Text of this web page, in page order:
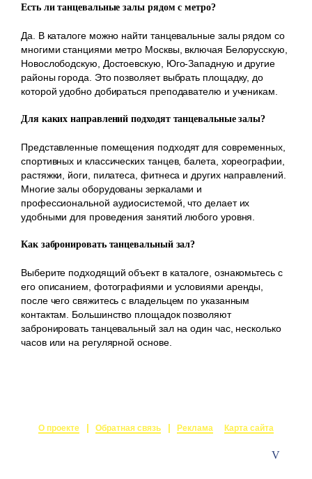
Есть ли танцевальные залы рядом с метро?
Да. В каталоге можно найти танцевальные залы рядом со
многими станциями метро Москвы, включая Белорусскую,
Новослободскую, Достоевскую, Юго-Западную и другие
районы города. Это позволяет выбрать площадку, до
которой удобно добираться преподавателю и ученикам.
Для каких направлений подходят танцевальные залы?
Представленные помещения подходят для современных,
спортивных и классических танцев, балета, хореографии,
растяжки, йоги, пилатеса, фитнеса и других направлений.
Многие залы оборудованы зеркалами и
профессиональной аудиосистемой, что делает их
удобными для проведения занятий любого уровня.
Как забронировать танцевальный зал?
Выберите подходящий объект в каталоге, ознакомьтесь с
его описанием, фотографиями и условиями аренды,
после чего свяжитесь с владельцем по указанным
контактам. Большинство площадок позволяют
забронировать танцевальный зал на один час, несколько
часов или на регулярной основе.
О проекте Обратная связь Реклама Карта сайта